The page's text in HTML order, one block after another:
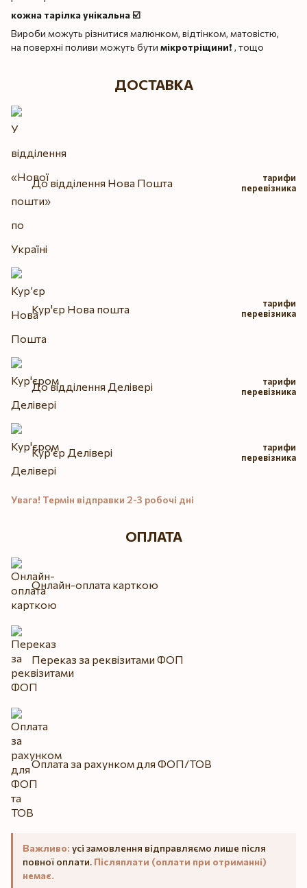
кожна тарілка унікальна ☑️
Вироби можуть різнитися малюнком, відтінком, матовістю,
на поверхні поливи можуть бути мікротріщини❗️ , тощо
ДОСТАВКА
До відділення Нова Пошта
тарифи
перевізника
Кур'єр Нова пошта
тарифи
перевізника
До відділення Делівері
тарифи
перевізника
Кур'єр Делівері
тарифи
перевізника
Увага! Термін відправки 2-3 робочі дні
ОПЛАТА
Онлайн-оплата карткою
Переказ за реквізитами ФОП
Оплата за рахунком для ФОП/ТОВ
Важливо: усі замовлення відправляємо лише після
повної оплати. Післяплати (оплати при отриманні)
немає.